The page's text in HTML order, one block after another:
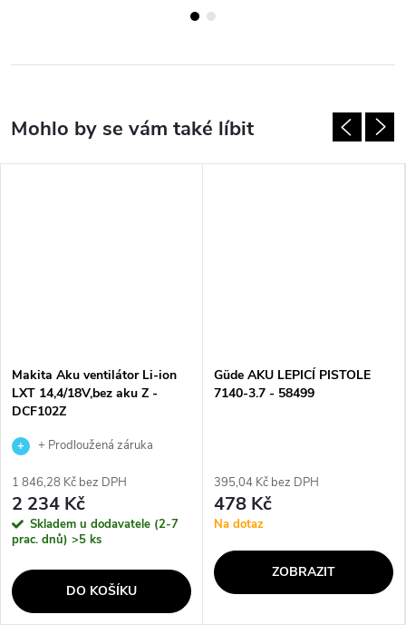
Makita Aku ventilátor Li-ion
LXT 14,4/18V,bez aku Z -
DCF102Z
+ Prodloužená záruka
1 846,28 Kč bez DPH
2 234 Kč
Skladem u dodavatele (2-7
prac. dnů) >5 ks
DO KOŠÍKU
Güde AKU LEPICÍ PISTOLE
7140-3.7 - 58499
395,04 Kč bez DPH
478 Kč
Na dotaz
ZOBRAZIT